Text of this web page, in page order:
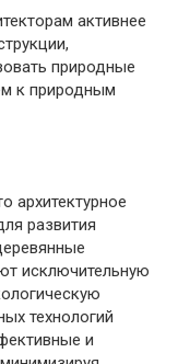
активнее
природные
к природным
архитектурное
развития
исключительную
технологий
и